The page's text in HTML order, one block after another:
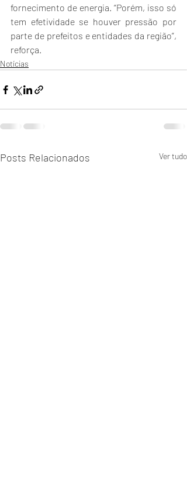
fornecimento de energia. “Porém, isso só
tem efetividade se houver pressão por
parte de prefeitos e entidades da região”,
reforça.
Notícias
Posts Relacionados Ver tudo